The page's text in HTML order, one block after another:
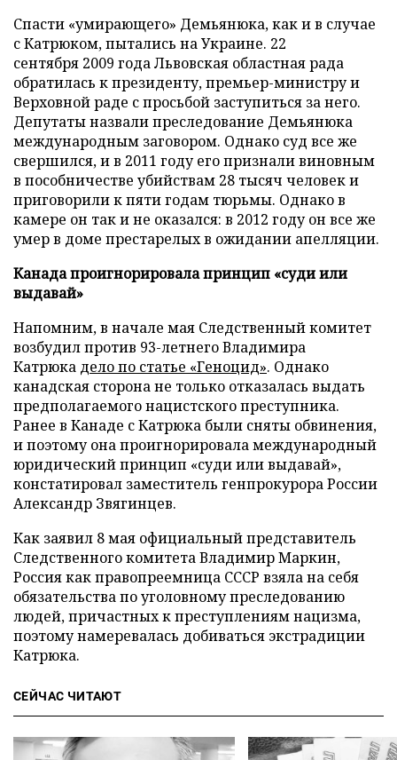
Спасти «умирающего» Демьянюка, как и в случае
с Катрюком, пытались на Украине. 22
сентября 2009 года Львовская областная рада
обратилась к президенту, премьер-министру и
Верховной раде с просьбой заступиться за него.
Депутаты назвали преследование Демьянюка
международным заговором. Однако суд все же
свершился, и в 2011 году его признали виновным
в пособничестве убийствам 28 тысяч человек и
приговорили к пяти годам тюрьмы. Однако в
камере он так и не оказался: в 2012 году он все же
умер в доме престарелых в ожидании апелляции.
Канада проигнорировала принцип «суди или
выдавай»
Напомним, в начале мая Следственный комитет
возбудил против 93-летнего Владимира
Катрюка дело по статье «Геноцид». Однако
канадская сторона не только отказалась выдать
предполагаемого нацистского преступника.
Ранее в Канаде с Катрюка были сняты обвинения,
и поэтому она проигнорировала международный
юридический принцип «суди или выдавай»,
констатировал заместитель генпрокурора России
Александр Звягинцев.
Как заявил 8 мая официальный представитель
Следственного комитета Владимир Маркин,
Россия как правопреемница СССР взяла на себя
обязательства по уголовному преследованию
людей, причастных к преступлениям нацизма,
поэтому намеревалась добиваться экстрадиции
Катрюка.
СЕЙЧАС ЧИТАЮТ